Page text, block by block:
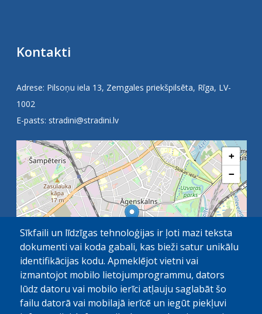
Kontakti
Adrese: Pilsoņu iela 13, Zemgales priekšpilsēta, Rīga, LV-
1002
E-pasts: stradini@stradini.lv
+
−
1 km OpenStreetMap contributors
Sīkfaili un līdzīgas tehnoloģijas ir ļoti mazi teksta
dokumenti vai koda gabali, kas bieži satur unikālu
identifikācijas kodu. Apmeklējot vietni vai
izmantojot mobilo lietojumprogrammu, dators
lūdz datoru vai mobilo ierīci atļauju saglabāt šo
failu datorā vai mobilajā ierīcē un iegūt piekļuvi